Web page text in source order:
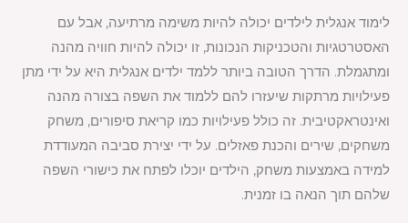
לימוד אנגלית לילדים יכולה להיות משימה מרתיעה, אבל עם
האסטרטגיות והטכניקות הנכונות, זו יכולה להיות חוויה מהנה
ומתגמלת. הדרך הטובה ביותר ללמד ילדים אנגלית היא על ידי מתן
פעילויות מרתקות שיעזרו להם ללמוד את השפה בצורה מהנה
ואינטראקטיבית. זה כולל פעילויות כמו קריאת סיפורים, משחק
משחקים, שירים והכנת פאזלים. על ידי יצירת סביבה המעודדת
למידה באמצעות משחק, הילדים יוכלו לפתח את כישורי השפה
שלהם תוך הנאה בו זמנית.